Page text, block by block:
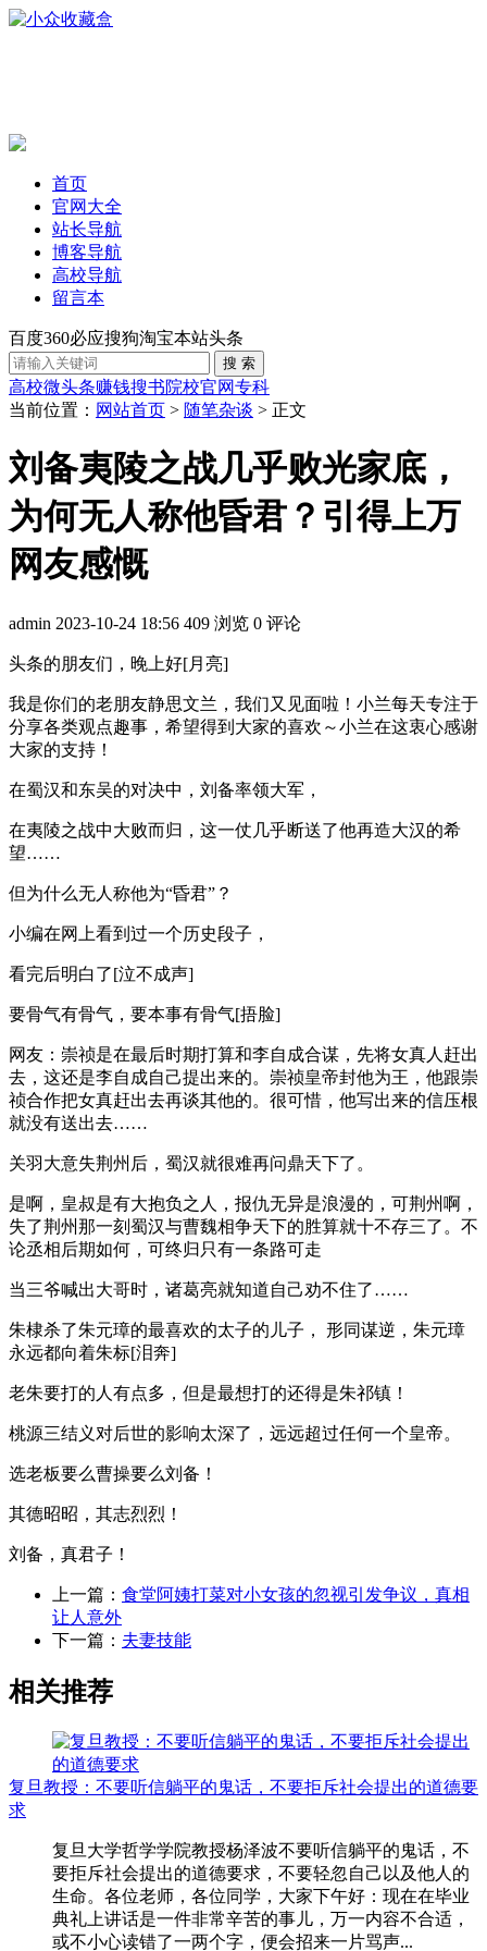
首页
官网大全
站长导航
博客导航
高校导航
留言本
百度360必应搜狗淘宝本站头条
高校微头条赚钱搜书院校官网专科
当前位置： 网站首页 > 随笔杂谈 > 正文
刘备夷陵之战几乎败光家底，
为何无人称他昏君？引得上万
网友感慨
admin 2023-10-24 18:56 409 浏览 0 评论
头条的朋友们，晚上好[月亮]
我是你们的老朋友静思文兰，我们又见面啦！小兰每天专注于
分享各类观点趣事，希望得到大家的喜欢～小兰在这衷心感谢
大家的支持！
在蜀汉和东吴的对决中，刘备率领大军，
在夷陵之战中大败而归，这一仗几乎断送了他再造大汉的希
望……
但为什么无人称他为“昏君”？
小编在网上看到过一个历史段子，
看完后明白了[泣不成声]
要骨气有骨气，要本事有骨气[捂脸]
网友：崇祯是在最后时期打算和李自成合谋，先将女真人赶出
去，这还是李自成自己提出来的。崇祯皇帝封他为王，他跟崇
祯合作把女真赶出去再谈其他的。很可惜，他写出来的信压根
就没有送出去……
关羽大意失荆州后，蜀汉就很难再问鼎天下了。
是啊，皇叔是有大抱负之人，报仇无异是浪漫的，可荆州啊，
失了荆州那一刻蜀汉与曹魏相争天下的胜算就十不存三了。不
论丞相后期如何，可终归只有一条路可走
当三爷喊出大哥时，诸葛亮就知道自己劝不住了……
朱棣杀了朱元璋的最喜欢的太子的儿子， 形同谋逆，朱元璋
永远都向着朱标[泪奔]
老朱要打的人有点多，但是最想打的还得是朱祁镇！
桃源三结义对后世的影响太深了，远远超过任何一个皇帝。
选老板要么曹操要么刘备！
其德昭昭，其志烈烈！
刘备，真君子！
上一篇： 食堂阿姨打菜对小女孩的忽视引发争议，真相
让人意外
下一篇： 夫妻技能
相关推荐
复旦教授：不要听信躺平的鬼话，不要拒斥社会提出的道德要
求
复旦大学哲学学院教授杨泽波不要听信躺平的鬼话，不
要拒斥社会提出的道德要求，不要轻忽自己以及他人的
生命。各位老师，各位同学，大家下午好：现在在毕业
典礼上讲话是一件非常辛苦的事儿，万一内容不合适，
或不小心读错了一两个字，便会招来一片骂声...